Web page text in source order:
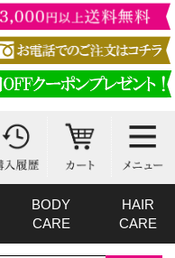
BODY
CARE
HAIR
CARE